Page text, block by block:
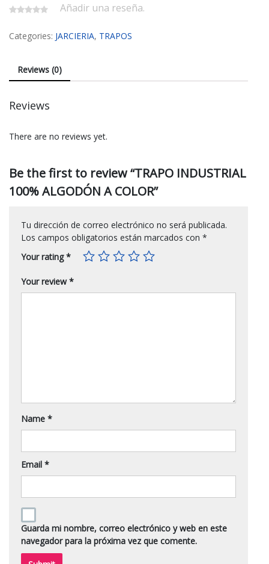
Añadir una reseña.
Categories: JARCIERIA, TRAPOS
Reviews (0)
Reviews
There are no reviews yet.
Be the first to review “TRAPO INDUSTRIAL
100% ALGODÓN A COLOR”
Tu dirección de correo electrónico no será publicada.
Los campos obligatorios están marcados con *
Your rating*
Your review*
Name *
Email *
Guarda mi nombre, correo electrónico y web en este
navegador para la próxima vez que comente.